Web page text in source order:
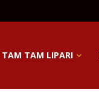
TAM TAM LIPARI